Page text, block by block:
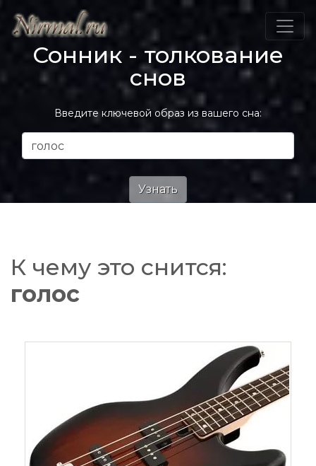
Сонник - толкование
снов
Введите ключевой образ из вашего сна:
К чему это снится:
голос